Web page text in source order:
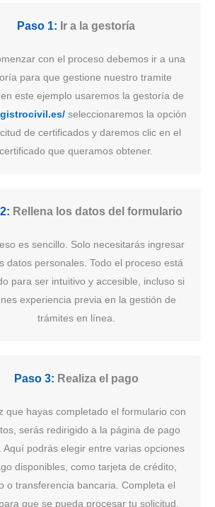
Paso 1: Ir a la gestoría
con el proceso debemos ir a una
para que gestione nuestro tramite
este ejemplo usaremos la gestoría de
seleccionaremos la opción
de certificados y daremos clic en el
certificado que queramos obtener.
Rellena los datos del formulario
es sencillo. Solo necesitarás ingresar
datos personales. Todo el proceso está
para ser intuitivo y accesible, incluso si
experiencia previa en la gestión de
trámites en línea.
Paso 3: Realiza el pago
que hayas completado el formulario con
serás redirigido a la página de pago
Aquí podrás elegir entre varias opciones
disponibles, como tarjeta de crédito,
o transferencia bancaria. Completa el
que se pueda procesar tu solicitud,